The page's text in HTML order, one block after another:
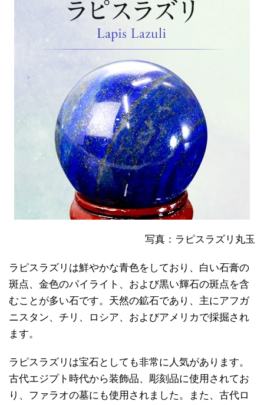
写真：ラピスラズリ丸玉
ラピスラズリは鮮やかな青色をしており、白い石膏の
斑点、金色のパイライト、および黒い輝石の斑点を含
むことが多い石です。天然の鉱石であり、主にアフガ
ニスタン、チリ、ロシア、およびアメリカで採掘され
ます。
ラピスラズリは宝石としても非常に人気があります。
古代エジプト時代から装飾品、彫刻品に使用されてお
り、ファラオの墓にも使用されました。また、古代ロ